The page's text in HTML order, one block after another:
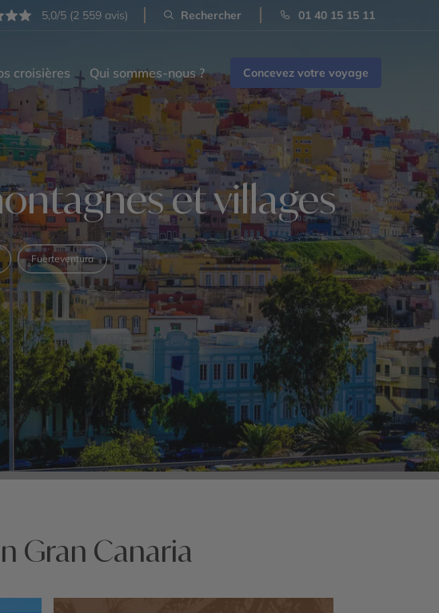
5,0/5 (2 559 avis) Rechercher 01 40 15 15 11
croisières Qui sommes-nous ? Concevez votre voyage
et villages
Fuerteventura
Gran Canaria